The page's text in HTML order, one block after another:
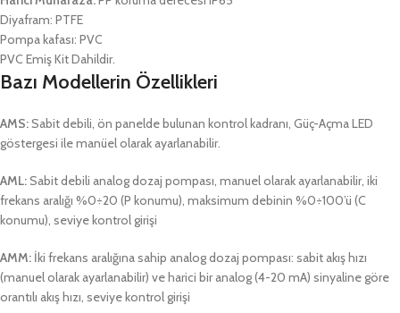
Diyafram: PTFE
Pompa kafası: PVC
PVC Emiş Kit Dahildir.
Bazı Modellerin Özellikleri
AMS:Sabit debili, ön panelde bulunan kontrol kadranı, Güç-Açma LED
göstergesi ile manüel olarak ayarlanabilir.
AML:Sabit debili analog dozaj pompası, manuel olarak ayarlanabilir, iki
frekans aralığı %0÷20 (P konumu), maksimum debinin %0÷100’ü (C
konumu), seviye kontrol girişi
AMM: İki frekans aralığına sahip analog dozaj pompası: sabit akış hızı
(manuel olarak ayarlanabilir) ve harici bir analog (4-20 mA) sinyaline göre
orantılı akış hızı, seviye kontrol girişi